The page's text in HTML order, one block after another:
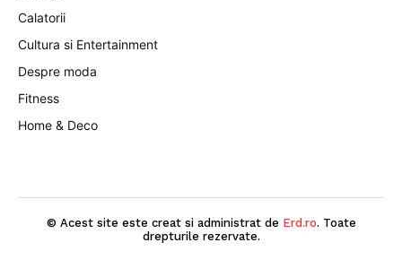
Calatorii
Cultura si Entertainment
Despre moda
Fitness
Home & Deco
© Acest site este creat si administrat de Erd.ro. Toate
drepturile rezervate.